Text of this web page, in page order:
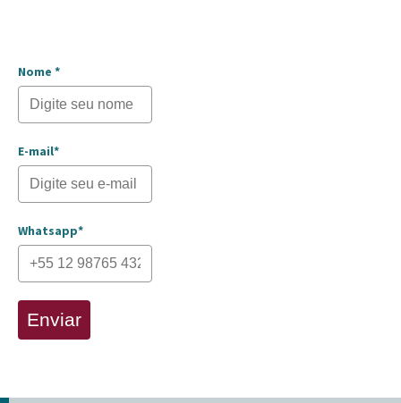
Nome *
E-mail*
Whatsapp*
Enviar